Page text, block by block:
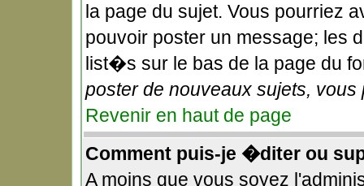
la page du sujet. Vous pourriez
pouvoir poster un message; les
list�s sur le bas de la page du
poster de nouveaux sujets, vous
Revenir en haut de page
Comment puis-je �diter ou
A moins que vous soyez